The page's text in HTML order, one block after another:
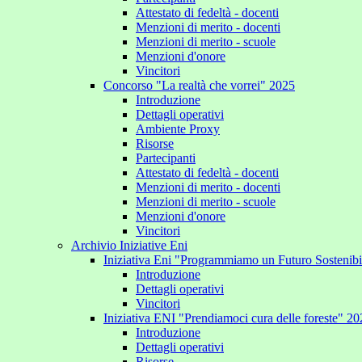
Attestato di fedeltà - docenti
Menzioni di merito - docenti
Menzioni di merito - scuole
Menzioni d'onore
Vincitori
Concorso "La realtà che vorrei" 2025
Introduzione
Dettagli operativi
Ambiente Proxy
Risorse
Partecipanti
Attestato di fedeltà - docenti
Menzioni di merito - docenti
Menzioni di merito - scuole
Menzioni d'onore
Vincitori
Archivio Iniziative Eni
Iniziativa Eni "Programmiamo un Futuro
Introduzione
Dettagli operativi
Vincitori
Iniziativa ENI "Prendiamoci cura delle foreste"
Introduzione
Dettagli operativi